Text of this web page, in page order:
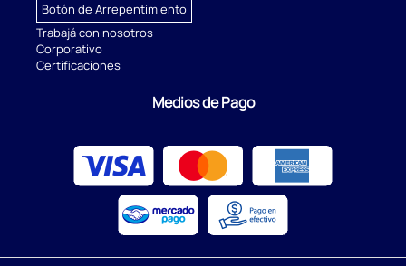
Botón de Arrepentimiento
Trabajá con nosotros
Corporativo
Certificaciones
Medios de Pago